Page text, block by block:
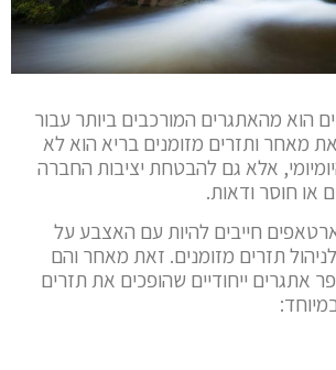
הוא מהאתגרים המורכבים ביותר עבור
מאחר ותזרים מזומנים בריא הוא לא
אלא גם להבטחת יציבות החברה
או חוסר ודאות.
חייבים להיות עם האצבע על
תזרים מזומנים. זאת מאחר והם
אתגרים ייחודיים שהופכים את תזרים